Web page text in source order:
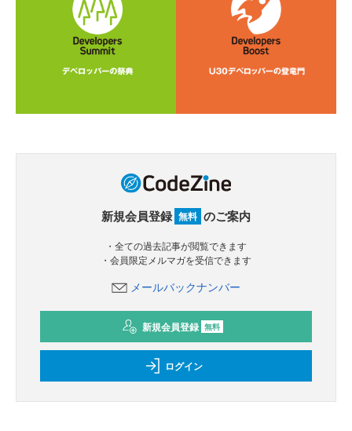
新規会員登録 無料 のご案内
・全ての過去記事が閲覧できます
・会員限定メルマガを受信できます
メールバックナンバー
新規会員登録 無料
ログイン